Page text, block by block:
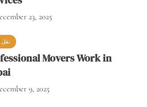
23, 2025
نقل
Movers Work in
9, 2025